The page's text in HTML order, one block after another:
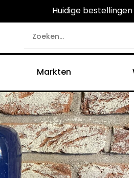
Huidige
Markten